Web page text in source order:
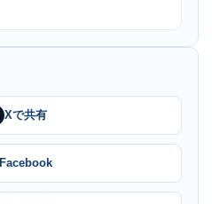
Xで共有
Facebook